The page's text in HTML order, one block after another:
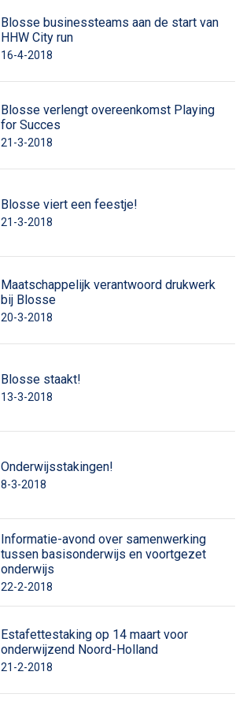
Blosse businessteams aan de start van
HHW City run
16-4-2018
Blosse verlengt overeenkomst Playing
for Succes
21-3-2018
Blosse viert een feestje!
21-3-2018
Maatschappelijk verantwoord drukwerk
bij Blosse
20-3-2018
Blosse staakt!
13-3-2018
Onderwijsstakingen!
8-3-2018
Informatie-avond over samenwerking
tussen basisonderwijs en voortgezet
onderwijs
22-2-2018
Estafettestaking op 14 maart voor
onderwijzend Noord-Holland
21-2-2018